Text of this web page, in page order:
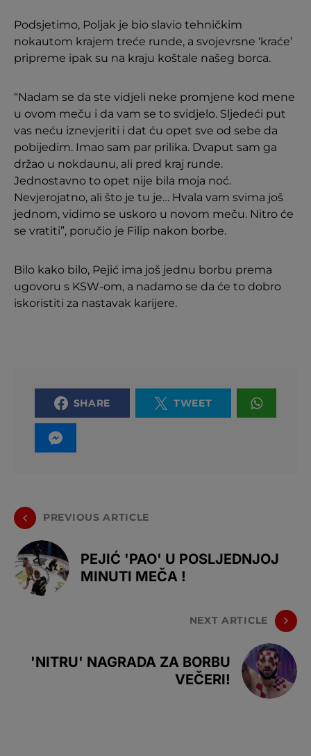
Podsjetimo, Poljak je bio slavio tehničkim
nokautom krajem treće runde, a svojevrsne ‘kraće’
pripreme ipak su na kraju koštale našeg borca.
“Nadam se da ste vidjeli neke promjene kod mene
u ovom meču i da vam se to svidjelo. Sljedeći put
vas neću iznevjeriti i dat ću opet sve od sebe da
pobijedim. Imao sam par prilika. Dvaput sam ga
držao u nokdaunu, ali pred kraj runde.
Jednostavno to opet nije bila moja noć.
Nevjerojatno, ali što je tu je… Hvala vam svima još
jednom, vidimo se uskoro u novom meču. Nitro će
se vratiti”, poručio je Filip nakon borbe.
Bilo kako bilo, Pejić ima još jednu borbu prema
ugovoru s KSW-om, a nadamo se da će to dobro
iskoristiti za nastavak karijere.
SHARE TWEET
PREVIOUS ARTICLE
PEJIĆ 'PAO' U POSLJEDNJOJ
MINUTI MEČA !
NEXT ARTICLE
'NITRU' NAGRADA ZA BORBU
VEČERI!